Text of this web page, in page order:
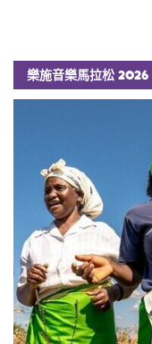
樂施音樂馬拉松 2026